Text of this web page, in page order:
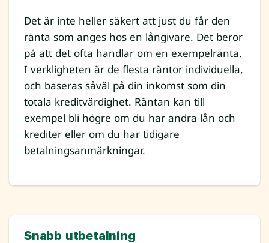
Det är inte heller säkert att just du får den
ränta som anges hos en långivare. Det beror
på att det ofta handlar om en exempelränta.
I verkligheten är de flesta räntor individuella,
och baseras såväl på din inkomst som din
totala kreditvärdighet. Räntan kan till
exempel bli högre om du har andra lån och
krediter eller om du har tidigare
betalningsanmärkningar.
Snabb utbetalning